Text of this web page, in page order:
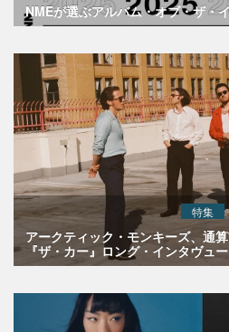
NMEが選ぶアルバム・オブ・ザ・
特集
アークティック・モンキーズ、通
『ザ・カー』ロング・インタヴュー